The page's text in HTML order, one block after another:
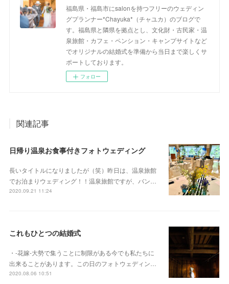
福島県・福島市にsalonを持つフリーのウェディン
グプランナー*Chayuka*（チャユカ）のブログで
す。福島県と隣県を拠点とし、文化財・古民家・温
泉旅館・カフェ・ペンション・キャンプサイトなど
でオリジナルの結婚式を準備から当日まで楽しくサ
ポートしております。
フォロー
関連記事
日帰り温泉お食事付きフォトウェディング
長いタイトルになりましたが（笑）昨日は、温泉旅館
でお泊まりウェディング！！温泉旅館ですが、バン…
2020.09.21 11:24
これもひとつの結婚式
・ -花嫁- 大勢で集うことに制限がある今でも 私たちに
出来ることがあります。 この日のフォトウェディン…
2020.08.06 10:51